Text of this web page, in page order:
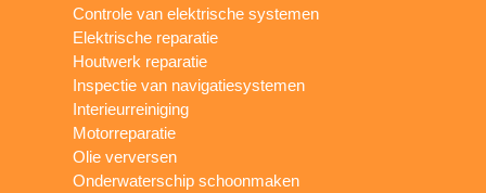
Controle van elektrische systemen
Elektrische reparatie
Houtwerk reparatie
Inspectie van navigatiesystemen
Interieurreiniging
Motorreparatie
Olie verversen
Onderwaterschip schoonmaken